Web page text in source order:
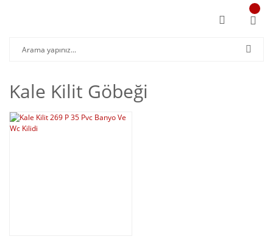
Kale Kilit Göbeği